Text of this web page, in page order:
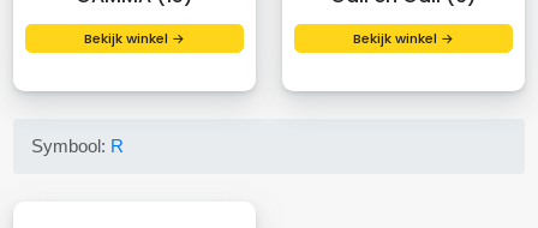
Bekijk winkel → Bekijk winkel →
Symbool: R